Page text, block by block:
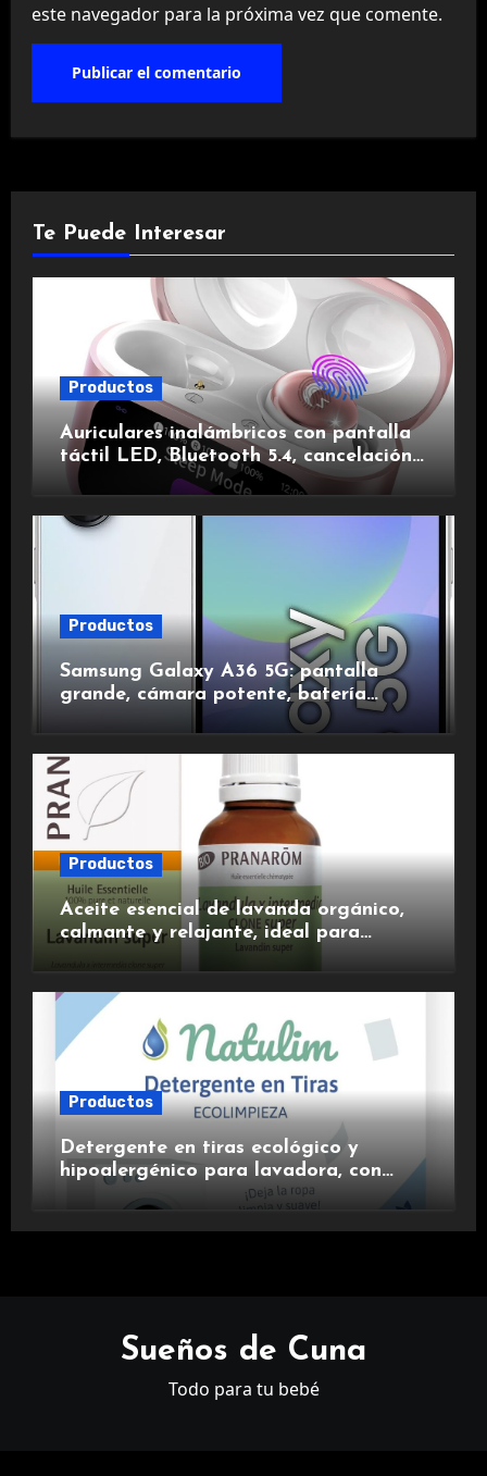
este navegador para la próxima vez que comente.
Te Puede Interesar
Productos
Auriculares inalámbricos con pantalla
táctil LED, Bluetooth 5.4, cancelación
de ruido, impermeables y de larga
duración.
Productos
Samsung Galaxy A36 5G: pantalla
grande, cámara potente, batería
duradera y carga rápida para una
experiencia premium.
Productos
Aceite esencial de lavanda orgánico,
calmante y relajante, ideal para
Productos
Detergente en tiras ecológico y
hipoalergénico para lavadora, con
suavizante incluido y fragancia de
Sueños de Cuna
Todo para tu bebé